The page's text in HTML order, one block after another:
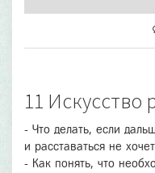
11 Искусство
- Что делать, если
и расставаться не
- Как понять, что